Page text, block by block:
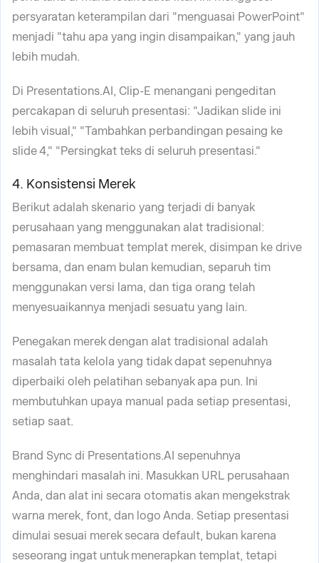
persyaratan keterampilan dari "menguasai PowerPoint"
menjadi "tahu apa yang ingin disampaikan," yang jauh
lebih mudah.
Di Presentations.AI, Clip-E menangani pengeditan
percakapan di seluruh presentasi: "Jadikan slide ini
lebih visual," "Tambahkan perbandingan pesaing ke
slide 4," "Persingkat teks di seluruh presentasi."
4. Konsistensi Merek
Berikut adalah skenario yang terjadi di banyak
perusahaan yang menggunakan alat tradisional:
pemasaran membuat templat merek, disimpan ke drive
bersama, dan enam bulan kemudian, separuh tim
menggunakan versi lama, dan tiga orang telah
menyesuaikannya menjadi sesuatu yang lain.
Penegakan merek dengan alat tradisional adalah
masalah tata kelola yang tidak dapat sepenuhnya
diperbaiki oleh pelatihan sebanyak apa pun. Ini
membutuhkan upaya manual pada setiap presentasi,
setiap saat.
Brand Sync di Presentations.AI sepenuhnya
menghindari masalah ini. Masukkan URL perusahaan
Anda, dan alat ini secara otomatis akan mengekstrak
warna merek, font, dan logo Anda. Setiap presentasi
dimulai sesuai merek secara default, bukan karena
seseorang ingat untuk menerapkan templat, tetapi